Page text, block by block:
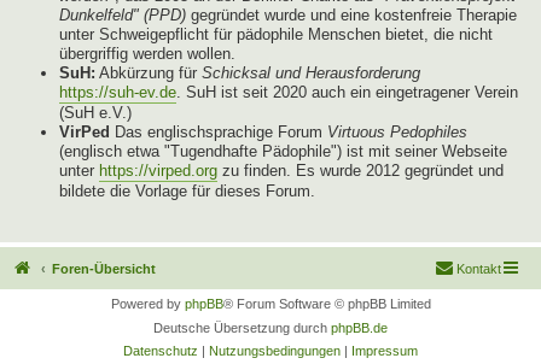
Dunkelfeld" (PPD) gegründet wurde und eine kostenfreie Therapie
unter Schweigepflicht für pädophile Menschen bietet, die nicht
übergriffig werden wollen.
SuH: Abkürzung für Schicksal und Herausforderung
https://suh-ev.de. SuH ist seit 2020 auch ein eingetragener Verein
(SuH e.V.)
VirPed Das englischsprachige Forum Virtuous Pedophiles
(englisch etwa "Tugendhafte Pädophile") ist mit seiner Webseite
unter https://virped.org zu finden. Es wurde 2012 gegründet und
bildete die Vorlage für dieses Forum.
Foren-Übersicht Kontakt
Powered by phpBB® Forum Software © phpBB Limited
Deutsche Übersetzung durch phpBB.de
Datenschutz | Nutzungsbedingungen | Impressum